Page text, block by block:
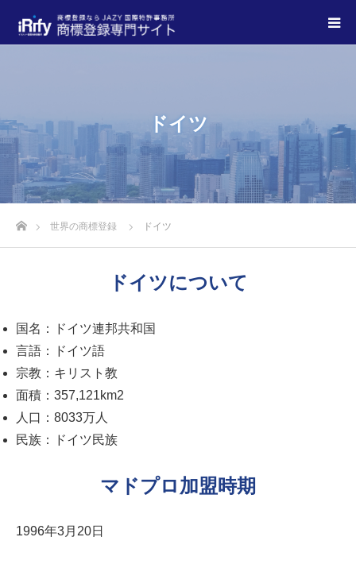
ドイツ
世界の商標登録 ドイツ
ドイツについて
国名：ドイツ連邦共和国
言語：ドイツ語
宗教：キリスト教
面積：357,121km2
人口：8033万人
民族：ドイツ民族
マドプロ加盟時期
1996年3月20日